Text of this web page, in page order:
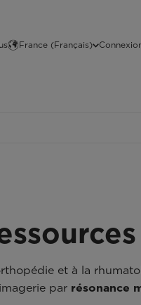
France (Français)
et à la
par résonance